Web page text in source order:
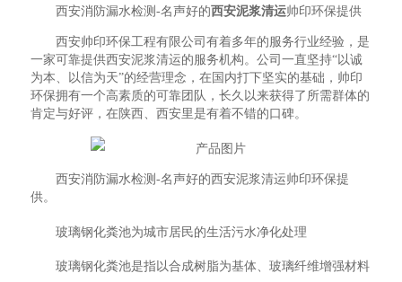
西安消防漏水检测-名声好的西安泥浆清运帅印环保提供
西安帅印环保工程有限公司有着多年的服务行业经验，是
一家可靠提供西安泥浆清运的服务机构。公司一直坚持“以诚
为本、以信为天”的经营理念，在国内打下坚实的基础，帅印
环保拥有一个高素质的可靠团队，长久以来获得了所需群体的
肯定与好评，在陕西、西安里是有着不错的口碑。
西安消防漏水检测-名声好的西安泥浆清运帅印环保提
供。
玻璃钢化粪池为城市居民的生活污水净化处理
玻璃钢化粪池是指以合成树脂为基体、玻璃纤维增强材料